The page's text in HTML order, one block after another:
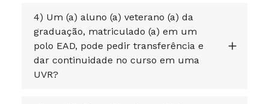
4) Um (a) aluno (a) veterano (a) da
graduação, matriculado (a) em um
polo EAD, pode pedir transferência e
dar continuidade no curso em uma
UVR?